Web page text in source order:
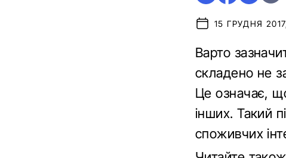
15 ГРУДНЯ
Варто
складено не
Це означає,
інших. Такий
споживчих